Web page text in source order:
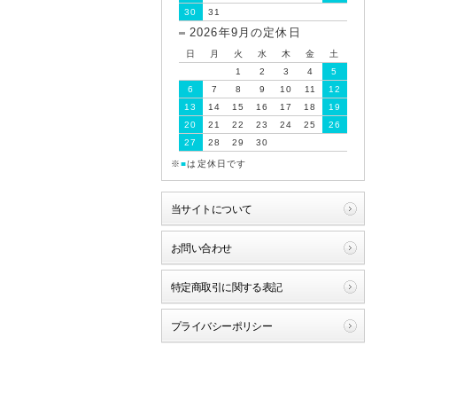
30
31
2026年9月の定休日
日 月 火 水 木 金
土
1
2 3 4
5
6
7 8 9 10 11
12
13
14 15 16 17 18
19
20
21 22 23 24 25
26
27
28 29 30
※■は定休日です
当サイトについて
お問い合わせ
特定商取引に関する表記
プライバシーポリシー